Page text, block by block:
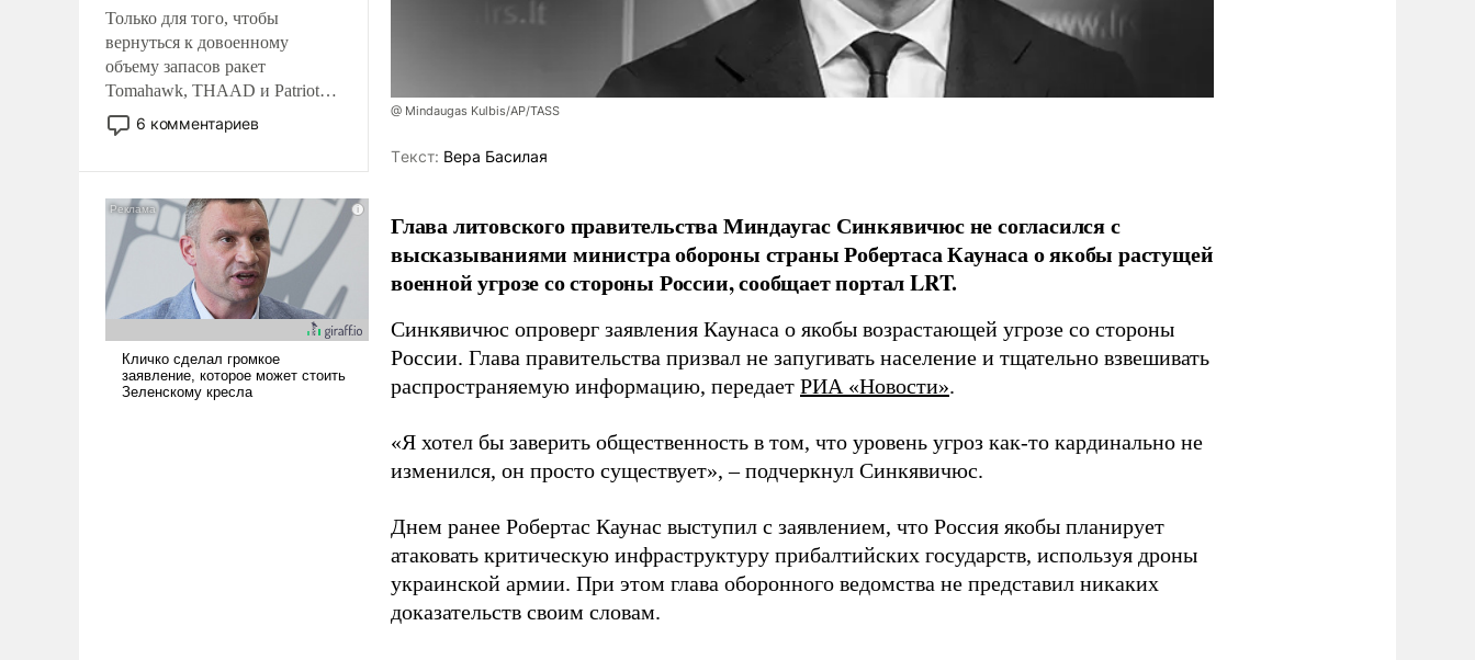
Только для того, чтобы
вернуться к довоенному
объему запасов ракет
Tomahawk, THAAD и Patriot
США потребуется более трех
лет. Даже небольшая война с
Сложившаяся ситуация
означает многолетний период
уязвимости США, например,
перед Китаем.
6 комментариев
@ Mindaugas Kulbis/AP/TASS
Tекст: Вера Басилая
Глава литовского правительства Миндаугас Синкявичюс не согласился с
высказываниями министра обороны страны Робертаса Каунаса о якобы растущей
военной угрозе со стороны России, сообщает портал LRT.
Синкявичюс опроверг заявления Каунаса о якобы возрастающей угрозе со стороны
России. Глава правительства призвал не запугивать население и тщательно взвешивать
распространяемую информацию, передает РИА «Новости».
«Я хотел бы заверить общественность в том, что уровень угроз как-то кардинально не
изменился, он просто существует», – подчеркнул Синкявичюс.
Днем ранее Робертас Каунас выступил с заявлением, что Россия якобы планирует
атаковать критическую инфраструктуру прибалтийских государств, используя дроны
украинской армии. При этом глава оборонного ведомства не представил никаких
доказательств своим словам.